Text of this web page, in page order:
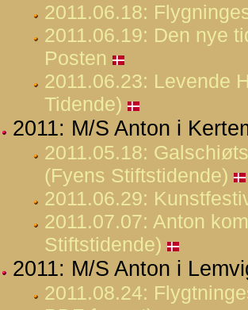
2011.06.18:
2011.06.19: Den nye
Posten
2011.06.23: Levende
Tidende)
2011: M/S Anton i
2011.05.18:
(Fyens Stiftstidende)
2011.06.29:
2011.07.07: Anton
Stiftstidende)
2011: M/S Anton i
2011.08.24: